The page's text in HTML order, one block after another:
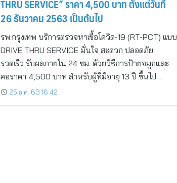
THRU SERVICE” ราคา 4,500 บาท ตั้งแต่วันที่
26 ธันวาคม 2563 เป็นต้นไป
รพ.กรุงเทพ บริการตรวจหาเชื้อโควิด-19 (RT-PCT) แบบ
DRIVE THRU SERVICE มั่นใจ สะดวก ปลอดภัย
รวดเร็ว รับผลภายใน 24 ชม. ด้วยวิธีการป้ายจมูกและ
คอราคา 4,500 บาท สำหรับผู้ที่มีอายุ 13 ปี ขึ้นไป…
25 ธ.ค. 63 16:42